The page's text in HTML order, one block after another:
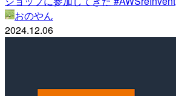
おのやん
2024.12.06